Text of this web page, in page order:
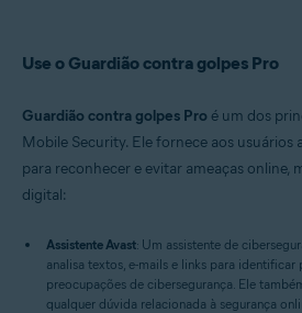
Use o Guardião contra golpes Pro
Guardião contra golpes Pro é um dos
Mobile Security. Ele fornece aos usuários
para reconhecer e evitar ameaças online,
digital:
Assistente Avast: Um assistente de
analisa textos, e-mails e links para identificar
preocupações de cibersegurança. Ele
qualquer dúvida relacionada à segurança